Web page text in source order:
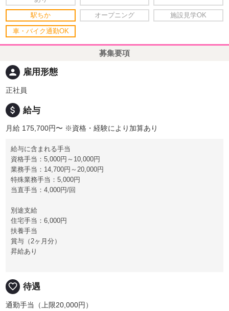
駅ちか オープニング 施設見学OK
車・バイク通勤OK
募集要項
person 雇用形態
正社員
attach_money 給与
月給 175,700円〜 ※資格・経験により加算あり
給与に含まれる手当
資格手当：5,000円～10,000円
業務手当：14,700円～20,000円
特殊業務手当：5,000円
当直手当：4,000円/回
別途支給
住宅手当：6,000円
扶養手当
賞与（2ヶ月分）
昇給あり
favorite_border 待遇
通勤手当（上限20,000円）